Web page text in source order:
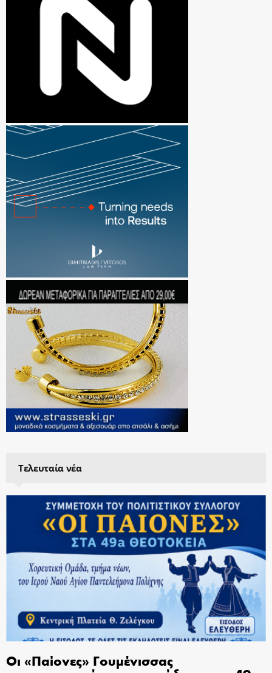
Τελευταία νέα
Οι «Παίονες» Γουμένισσας